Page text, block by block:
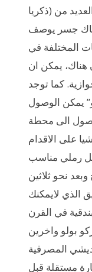
ذكريا) وشاهدنا ارضيتها المغمورة بالمياه. وبين العديد من
هناك جسر يوصف
المختلفة في
هناك، يمكن ان
كما توجد
يمكن الوصول
الى محطة
على الاقدام
رملي مناسب
نحو ثلاثين
الذي لايمكنك
في القرن
بولو واخرين
المصرفية
مستقلة قبل